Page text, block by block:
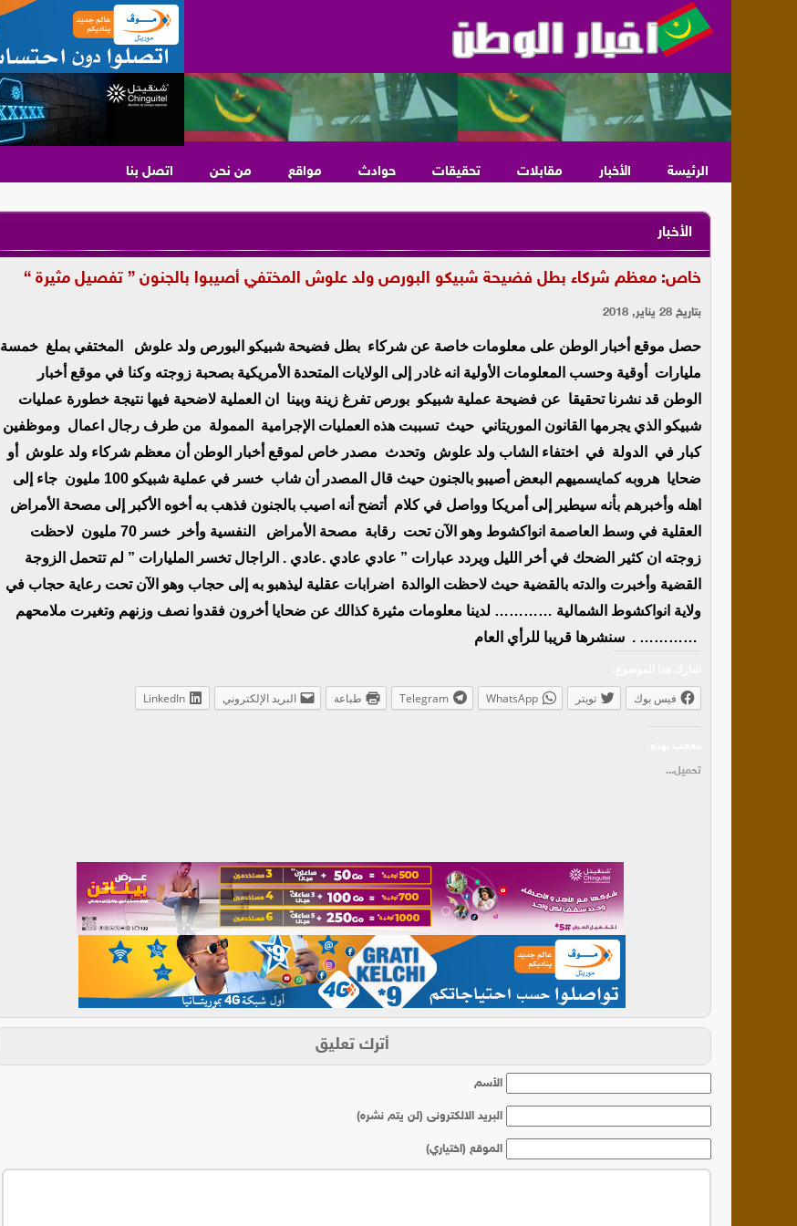
الرئيسة الأخبار مقابلات تحقيقات حوادث مواقع من نحن اتصل بنا
الأخبار
خاص: معظم شركاء بطل فضيحة شبيكو البورص ولد علوش المختفي أصيبوا بالجنون ” تفصيل مثيرة “
بتاريخ 28 يناير, 2018
حصل موقع أخبار الوطن على معلومات خاصة عن شركاء بطل فضيحة شبيكو البورص ولد علوش المختفي بملغ خمسة
مليارات أوقية وحسب المعلومات الأولية انه غادر إلى الولايات المتحدة الأمريكية بصحبة زوجته وكنا في موقع أخبار
الوطن قد نشرنا تحقيقا عن فضيحة عملية شبيكو بورص تفرغ زينة وبينا ان العملية لاضحية فيها نتيجة خطورة عمليات
شبيكو الذي يجرمها القانون الموريتاني حيث تسببت هذه العمليات الإجرامية الممولة من طرف رجال اعمال وموظفين
كبار في الدولة في اختفاء الشاب ولد علوش وتحدث مصدر خاص لموقع أخبار الوطن أن معظم شركاء ولد علوش أو
ضحايا هروبه كمايسميهم البعض أصيبو بالجنون حيث قال المصدر أن شاب خسر في عملية شبيكو 100 مليون جاء إلى
اهله وأخبرهم بأنه سيطير إلى أمريكا وواصل في كلام أتضح أنه اصيب بالجنون فذهب به أخوه الأكبر إلى مصحة الأمراض
العقلية في وسط العاصمة انواكشوط وهو الآن تحت رقابة مصحة الأمراض النفسية وأخر خسر 70 مليون لاحظت
زوجته ان كثير الضحك في أخر الليل ويردد عبارات ” عادي عادي .عادي . الراجال تخسر المليارات ” لم تتحمل الزوجة
القضية وأخبرت والدته بالقضية حيث لاحظت الوالدة اضرابات عقلية ليذهبو به إلى حجاب وهو الآن تحت رعاية حجاب في
ولاية انواكشوط الشمالية ………… لدينا معلومات مثيرة كذالك عن ضحايا أخرون فقدوا نصف وزنهم وتغيرت ملامحهم
………… . سنشرها قريبا للرأي العام
فيس بوك تويتر WhatsApp
Telegram طباعة البريد الإلكتروني LinkedIn
تحميل...
أترك تعليق
الأسم
البريد الالكترونى (لن يتم نشره)
الموقع (اختياري)